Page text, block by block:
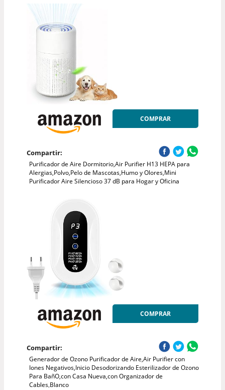
COMPRAR
Compartir:
Purificador de Aire Dormitorio,Air Purifier H13 HEPA para
Alergias,Polvo,Pelo de Mascotas,Humo y Olores,Mini
Purificador Aire Silencioso 37 dB para Hogar y Oficina
COMPRAR
Compartir:
Generador de Ozono Purificador de Aire,Air Purifier con
Iones Negativos,Inicio Desodorizando Esterilizador de Ozono
Para BañO,con Casa Nueva,con Organizador de
Cables,Blanco